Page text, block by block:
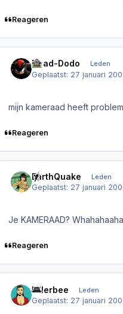
Reageren
Dead-Dodo Leden
Geplaatst: 27 januari
mijn kameraad heeft
Reageren
EarthQuake Leden
Geplaatst: 27 januari
Je KAMERAAD?
Reageren
killerbee Leden
Geplaatst: 27 januari